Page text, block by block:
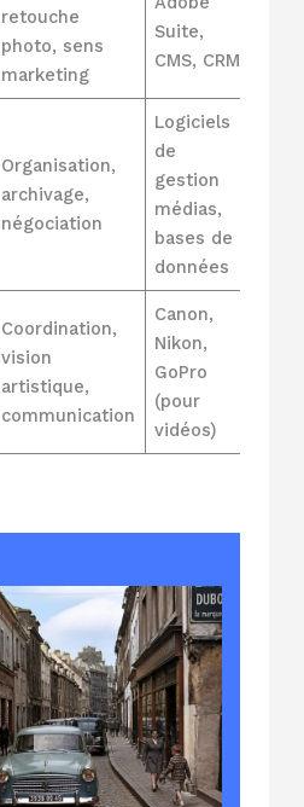
retouche
photo, sens
marketing
Suite,
CMS, CRM
Organisation,
archivage,
négociation
Logiciels
de
gestion
médias,
bases de
données
Coordination,
vision
artistique,
communication
Canon,
Nikon,
GoPro
(pour
vidéos)